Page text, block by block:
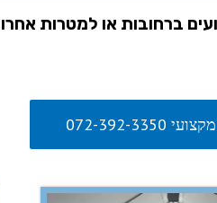
ברחובות או למטרות
3350